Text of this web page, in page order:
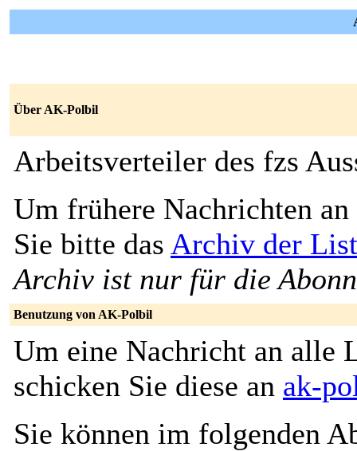
Über AK-Polbil
Arbeitsverteiler des fzs
Um frühere Nachrichten an
Sie bitte das Archiv der
Archiv ist nur für die
Benutzung von AK-Polbil
Um eine Nachricht an alle
schicken Sie diese an ak-
Sie können im folgenden